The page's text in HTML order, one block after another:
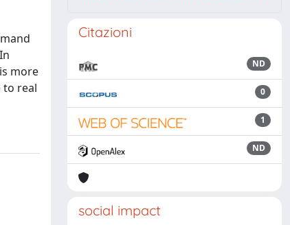
more
to real
Citazioni
ND
0
1
ND
social impact